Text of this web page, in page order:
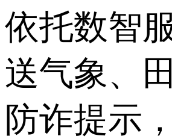
依托数智
送气象、
防诈提示